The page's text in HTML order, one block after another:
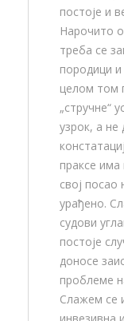
постоје и
Нарочито
треба се
породици и
целом том
„стручне“
узрок, а не
праксе
свој посао
урађено.
судови
постоје
доносе
проблеме
Слажем се